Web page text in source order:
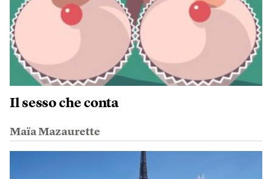
Il sesso che conta
Maïa Mazaurette